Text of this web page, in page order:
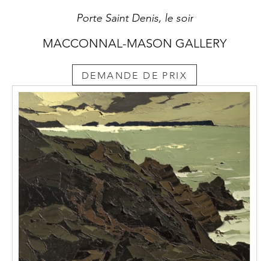
Porte Saint Denis, le soir
MACCONNAL-MASON GALLERY
DEMANDE DE PRIX